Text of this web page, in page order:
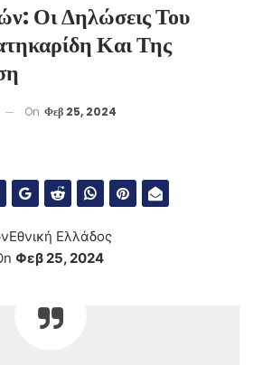
Οι Δηλώσεις Του
Και Της
On Φεβ 25, 2024
Εθνική Ελλάδος
Φεβ 25, 2024